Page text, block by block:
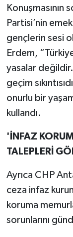
Partisi’nin
gençlerin sesi
Erdem,
yasalar
geçim
onurlu bir
kullandı.
'İNFAZ
TALEPLERİ
Ayrıca CHP
ceza infaz
koruma
sorunlarını